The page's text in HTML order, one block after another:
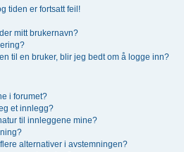
tiden er fortsatt feil!
mitt brukernavn?
til en bruker, blir jeg bedt om å logge inn?
i forumet?
et innlegg?
til innleggene mine?
alternativer i avstemningen?